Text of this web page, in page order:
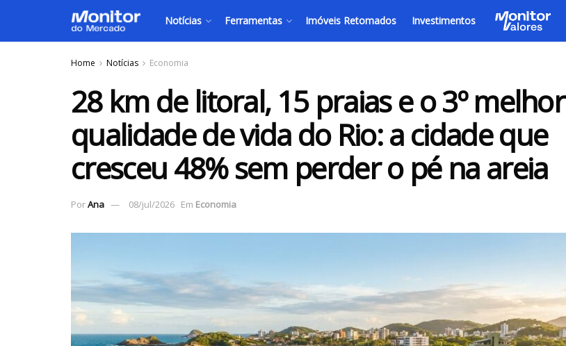
Notícias Ferramentas Imóveis Retomados Investimentos
Home Notícias Economia
28 km de litoral, 15 praias e o 3º melhor
qualidade de vida do Rio: a cidade que
cresceu 48% sem perder o pé na areia
PorAna 08/jul/2026 Em Economia